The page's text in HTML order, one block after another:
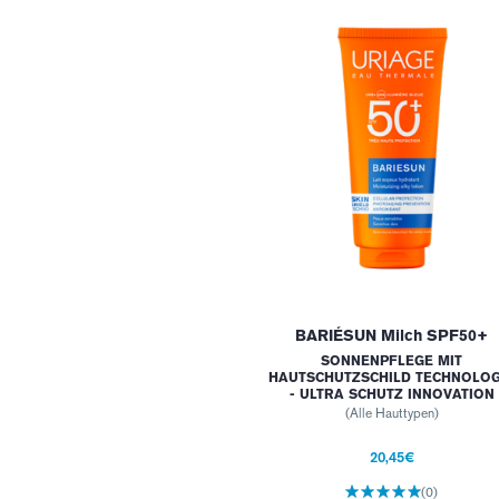
BARIÉSUN Milch SPF50+
SONNENPFLEGE MIT
HAUTSCHUTZSCHILD
- ULTRA SCHUTZ INNOVATION
(Alle Hauttypen)
20,45€
(0)